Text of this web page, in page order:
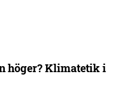
höger? Klimatetik i